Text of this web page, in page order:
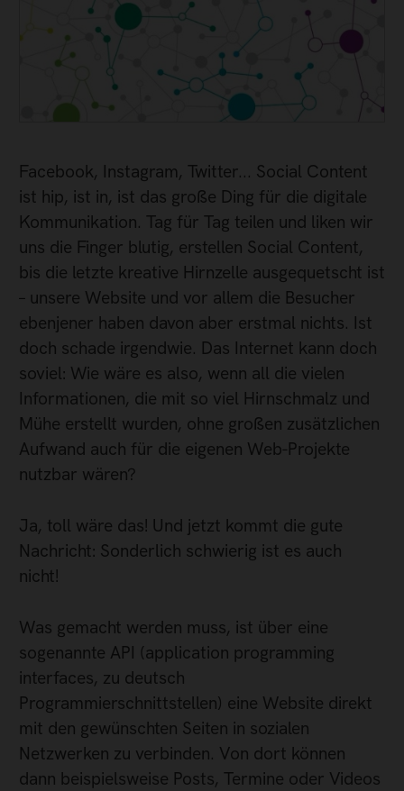
Facebook, Instagram, Twitter... Social Content
ist hip, ist in, ist das große Ding für die digitale
Kommunikation. Tag für Tag teilen und liken wir
uns die Finger blutig, erstellen Social Content,
bis die letzte kreative Hirnzelle ausgequetscht ist
– unsere Website und vor allem die Besucher
ebenjener haben davon aber erstmal nichts. Ist
doch schade irgendwie. Das Internet kann doch
soviel: Wie wäre es also, wenn all die vielen
Informationen, die mit so viel Hirnschmalz und
Mühe erstellt wurden, ohne großen zusätzlichen
Aufwand auch für die eigenen Web-Projekte
nutzbar wären?
Ja, toll wäre das! Und jetzt kommt die gute
Nachricht: Sonderlich schwierig ist es auch
nicht!
Was gemacht werden muss, ist über eine
sogenannte API (application programming
interfaces, zu deutsch
Programmierschnittstellen) eine Website direkt
mit den gewünschten Seiten in sozialen
Netzwerken zu verbinden. Von dort können
dann beispielsweise Posts, Termine oder Videos